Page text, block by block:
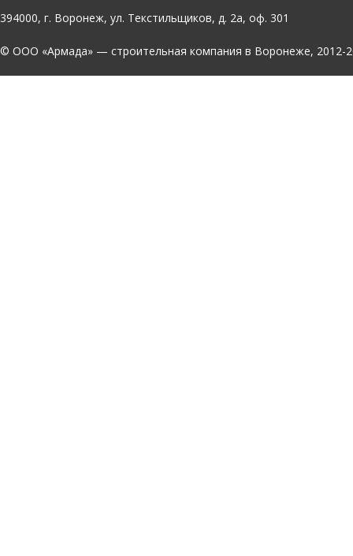
394000, г. Воронеж, ул. Текстильщиков, д. 2а, оф. 301
© OOO «Армада» — строительная компания в Воронеже, 2012-